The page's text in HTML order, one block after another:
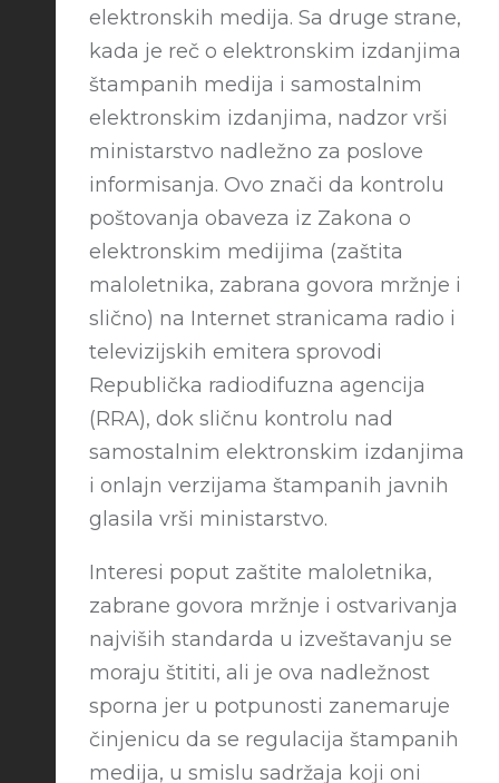
elektronskih medija. Sa druge strane,
kada je reč o elektronskim izdanjima
štampanih medija i samostalnim
elektronskim izdanjima, nadzor vrši
ministarstvo nadležno za poslove
informisanja. Ovo znači da kontrolu
poštovanja obaveza iz Zakona o
elektronskim medijima (zaštita
maloletnika, zabrana govora mržnje i
slično) na Internet stranicama radio i
televizijskih emitera sprovodi
Republička radiodifuzna agencija
(RRA), dok sličnu kontrolu nad
samostalnim elektronskim izdanjima
i onlajn verzijama štampanih javnih
glasila vrši ministarstvo.
Interesi poput zaštite maloletnika,
zabrane govora mržnje i ostvarivanja
najviših standarda u izveštavanju se
moraju štititi, ali je ova nadležnost
sporna jer u potpunosti zanemaruje
činjenicu da se regulacija štampanih
medija, u smislu sadržaja koji oni